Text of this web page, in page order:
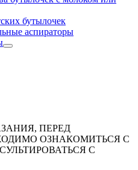
бутылочек
аспираторы
ПЕРЕД
ОЗНАКОМИТЬСЯ С
С